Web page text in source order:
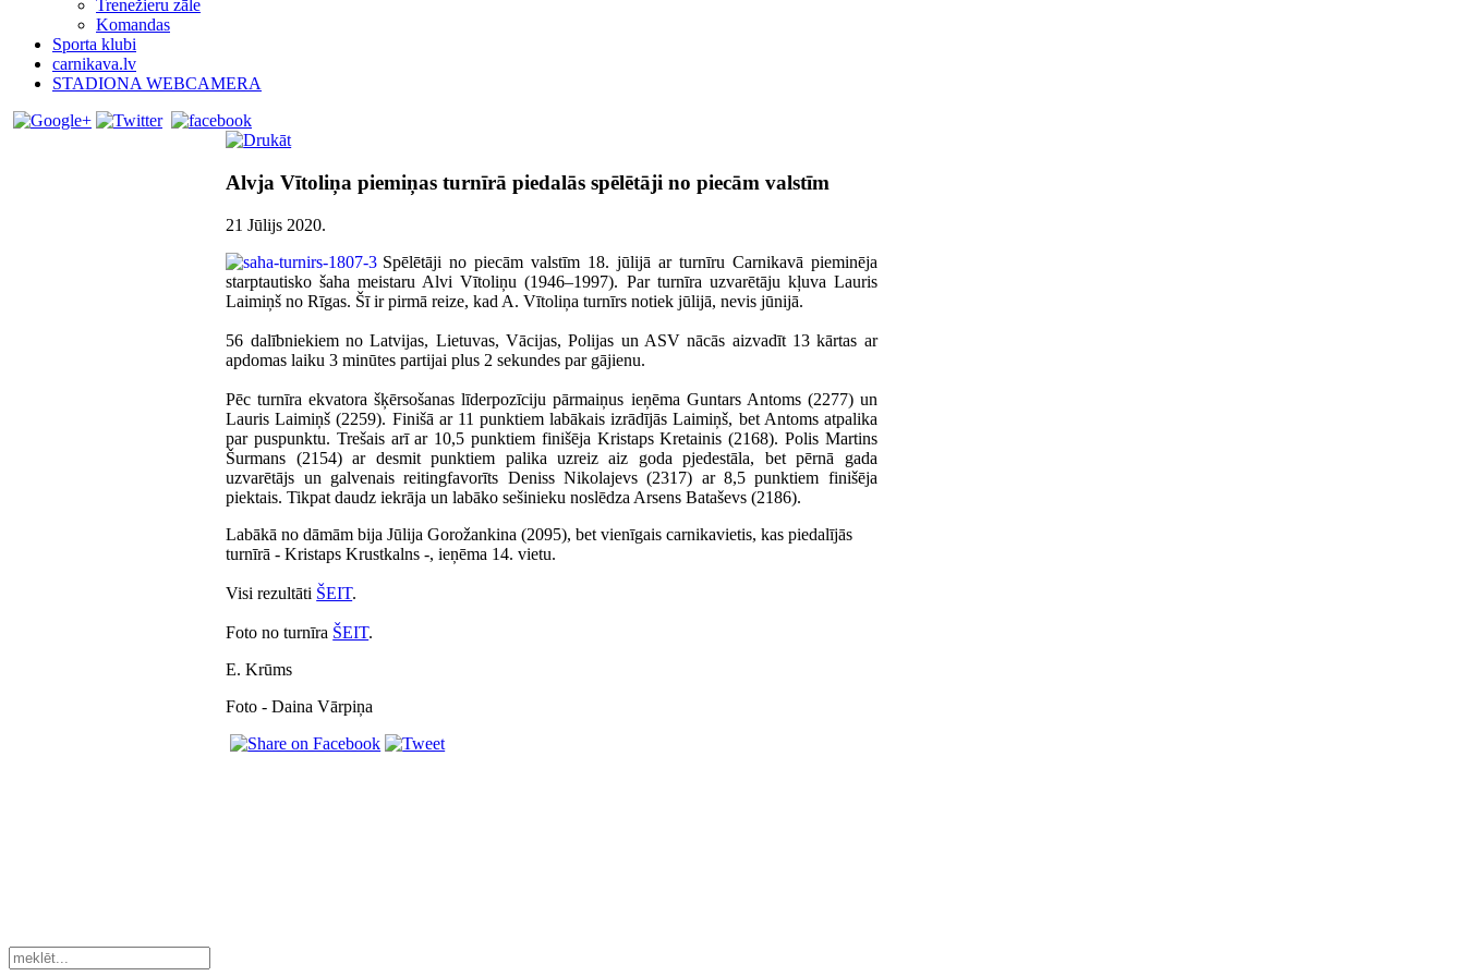
Trenežieru zāle
Komandas
Sporta klubi
carnikava.lv
STADIONA WEBCAMERA
Alvja Vītoliņa piemiņas turnīrā piedalās spēlētāji no piecām valstīm
21 Jūlijs 2020.
Spēlētāji no piecām valstīm 18. jūlijā ar turnīru Carnikavā pieminēja
starptautisko šaha meistaru Alvi Vītoliņu (1946–1997). Par turnīra uzvarētāju kļuva Lauris
Laimiņš no Rīgas. Šī ir pirmā reize, kad A. Vītoliņa turnīrs notiek jūlijā, nevis jūnijā.
56 dalībniekiem no Latvijas, Lietuvas, Vācijas, Polijas un ASV nācās aizvadīt 13 kārtas ar
apdomas laiku 3 minūtes partijai plus 2 sekundes par gājienu.
Pēc turnīra ekvatora šķērsošanas līderpozīciju pārmaiņus ieņēma Guntars Antoms (2277) un
Lauris Laimiņš (2259). Finišā ar 11 punktiem labākais izrādījās Laimiņš, bet Antoms atpalika
par puspunktu. Trešais arī ar 10,5 punktiem finišēja Kristaps Kretainis (2168). Polis Martins
Šurmans (2154) ar desmit punktiem palika uzreiz aiz goda pjedestāla, bet pērnā gada
uzvarētājs un galvenais reitingfavorīts Deniss Nikolajevs (2317) ar 8,5 punktiem finišēja
piektais. Tikpat daudz iekrāja un labāko sešinieku noslēdza Arsens Bataševs (2186).
Labākā no dāmām bija Jūlija Gorožankina (2095), bet vienīgais carnikavietis, kas piedalījās
turnīrā - Kristaps Krustkalns -, ieņēma 14. vietu.
Visi rezultāti ŠEIT.
Foto no turnīra ŠEIT.
E. Krūms
Foto - Daina Vārpiņa